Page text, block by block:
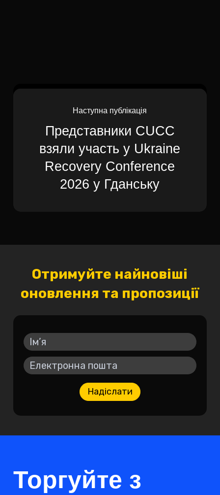
Наступна публікація
Представники CUCC
взяли участь у Ukraine
Recovery Conference
2026 у Гданську
Отримуйте найновіші
оновлення та пропозиції
Надіслати
Торгуйте з